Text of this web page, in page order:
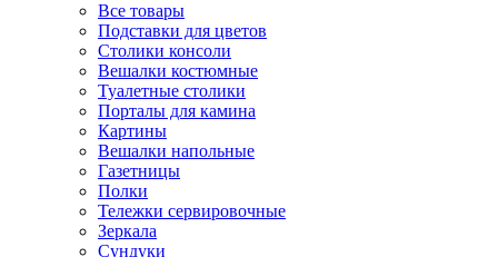
Все товары
Подставки для цветов
Столики консоли
Вешалки костюмные
Туалетные столики
Порталы для камина
Картины
Вешалки напольные
Газетницы
Полки
Тележки сервировочные
Зеркала
Сундуки